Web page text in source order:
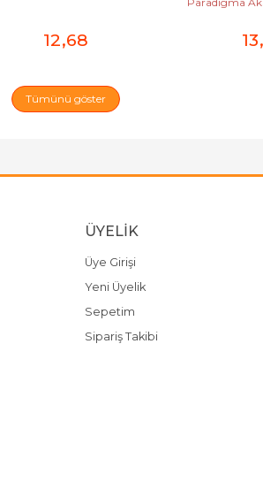
12,68 13
Tümünü göster
ÜYELIK
Üye Girişi
Yeni Üyelik
Sepetim
Sipariş Takibi